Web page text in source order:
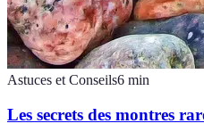
Astuces et Conseils6 min
Les secrets des montres